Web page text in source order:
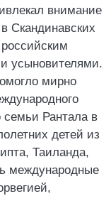
внимание
Скандинавских
усыновителями.
мирно
Рантала в
детей из
Таиланда,
международные